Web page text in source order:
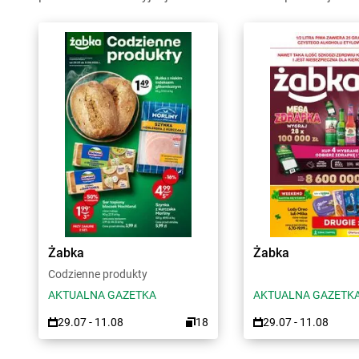
Żabka
Codzienne produkty
AKTUALNA GAZETKA
29.07 - 11.08 18
Żabka
AKTUALNA
29.07 - 11.08